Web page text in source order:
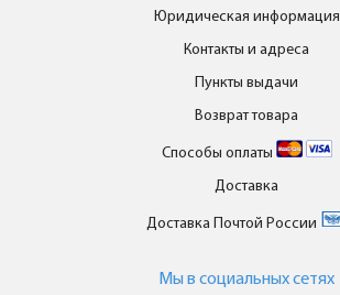
Юридическая информация
Контакты и адреса
Пункты выдачи
Возврат товара
Способы оплаты
Доставка
Доставка Почтой России
Мы в cоциальных сетях